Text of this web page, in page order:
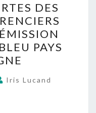
DES
PAYS
Iris Lucand